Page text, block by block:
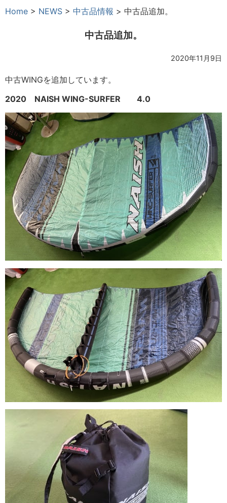
Home > NEWS > 中古品情報 > 中古品追加。
中古品追加。
2020年11月9日
中古WINGを追加しています。
2020 NAISH WING-SURFER 4.0